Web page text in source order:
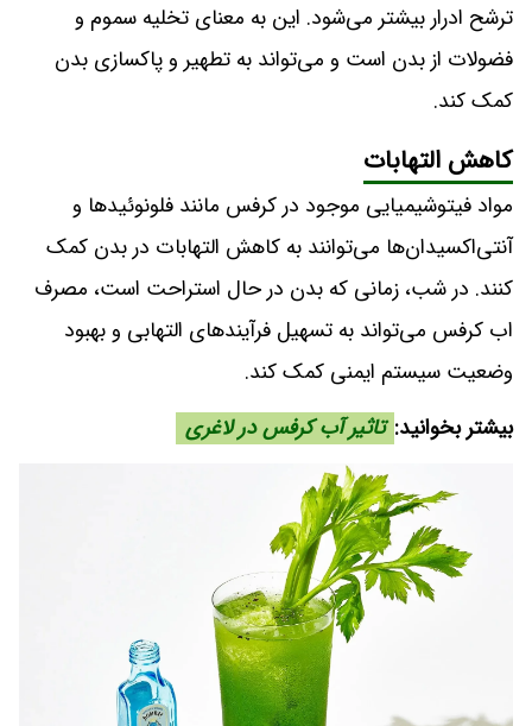
ترشح ادرار بیشتر می‌شود. این به معنای تخلیه سموم و
فضولات از بدن است و می‌تواند به تطهیر و پاکسازی بدن
کمک کند.
کاهش التهابات
مواد فیتوشیمیایی موجود در کرفس مانند فلونوئیدها و
آنتی‌اکسیدان‌ها می‌توانند به کاهش التهابات در بدن کمک
کنند. در شب، زمانی که بدن در حال استراحت است، مصرف
اب کرفس می‌تواند به تسهیل فرآیندهای التهابی و بهبود
وضعیت سیستم ایمنی کمک کند.
بیشتر بخوانید: تاثیر آب کرفس در لاغری